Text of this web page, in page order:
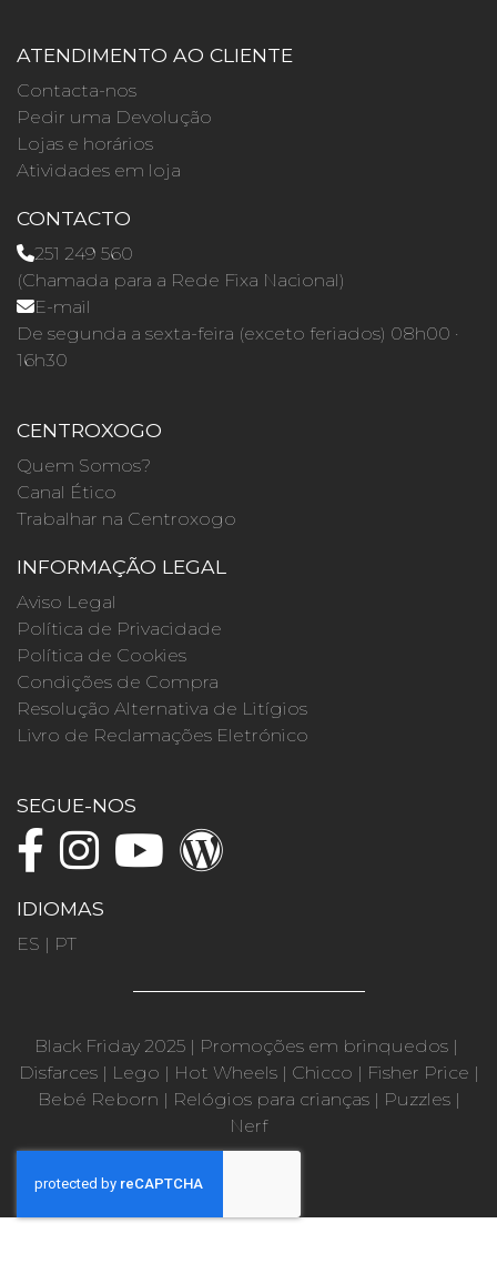
ATENDIMENTO AO CLIENTE
Contacta-nos
Pedir uma Devolução
Lojas e horários
Atividades em loja
CONTACTO
251 249 560
(Chamada para a Rede Fixa Nacional)
E-mail
De segunda a sexta-feira (exceto feriados) 08h00 ·
16h30
CENTROXOGO
Quem Somos?
Canal Ético
Trabalhar na Centroxogo
INFORMAÇÃO LEGAL
Aviso Legal
Política de Privacidade
Política de Cookies
Condições de Compra
Resolução Alternativa de Litígios
Livro de Reclamações Eletrónico
SEGUE-NOS
IDIOMAS
ES | PT
Black Friday 2025 | Promoções em brinquedos |
Disfarces| Lego | Hot Wheels| Chicco | Fisher Price |
Bebé Reborn | Relógios para crianças| Puzzles|
Nerf